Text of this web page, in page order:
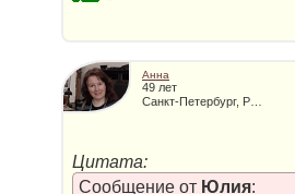
Анна
49 лет
Цитата:
Сообщение от Юлия: